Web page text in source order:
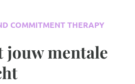
COMMITMENT THERAPY
jouw mentale